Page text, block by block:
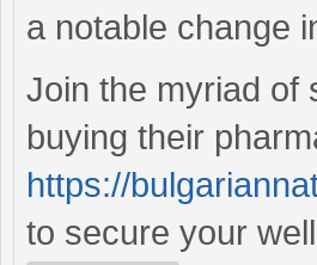
a notable change
Join the myriad of
buying their
https://
to secure your